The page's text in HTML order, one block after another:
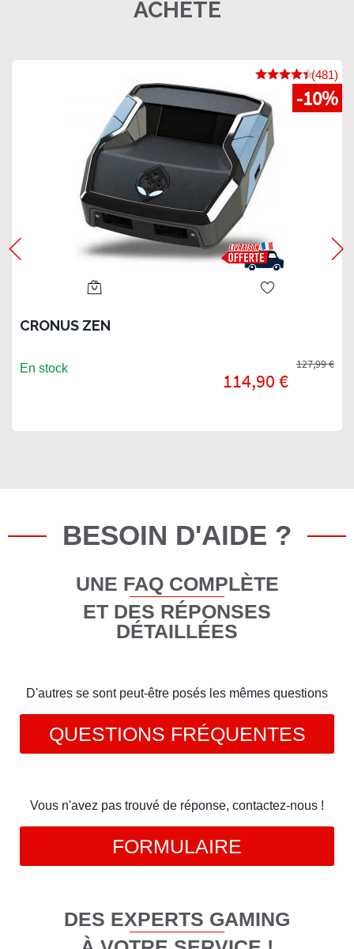
ACHETÉ
-10%
CRONUS ZEN
(481)
En stock
114,90 €
127,99 €
BESOIN D'AIDE ?
UNE FAQ COMPLÈTE
ET DES RÉPONSES
DÉTAILLÉES
D'autres se sont peut-être posés les mêmes questions
QUESTIONS FRÉQUENTES
Vous n'avez pas trouvé de réponse, contactez-nous !
FORMULAIRE
DES EXPERTS GAMING